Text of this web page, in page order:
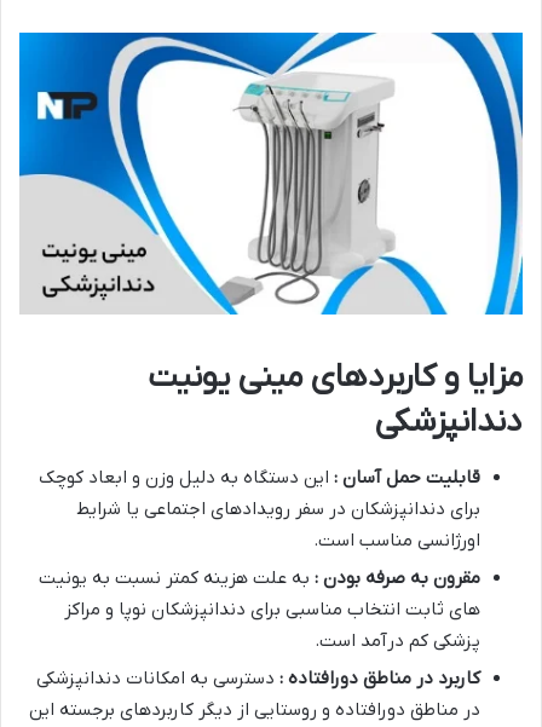
مزایا و کاربردهای مینی یونیت
دندانپزشکی
قابلیت حمل آسان : این دستگاه به دلیل وزن و ابعاد کوچک
برای دندانپزشکان در سفر رویدادهای اجتماعی یا شرایط
اورژانسی مناسب است.
مقرون به صرفه بودن : به علت هزینه کمتر نسبت به یونیت
های ثابت انتخاب مناسبی برای دندانپزشکان نوپا و مراکز
پزشکی کم درآمد است.
کاربرد در مناطق دورافتاده : دسترسی به امکانات دندانپزشکی
در مناطق دورافتاده و روستایی از دیگر کاربردهای برجسته این